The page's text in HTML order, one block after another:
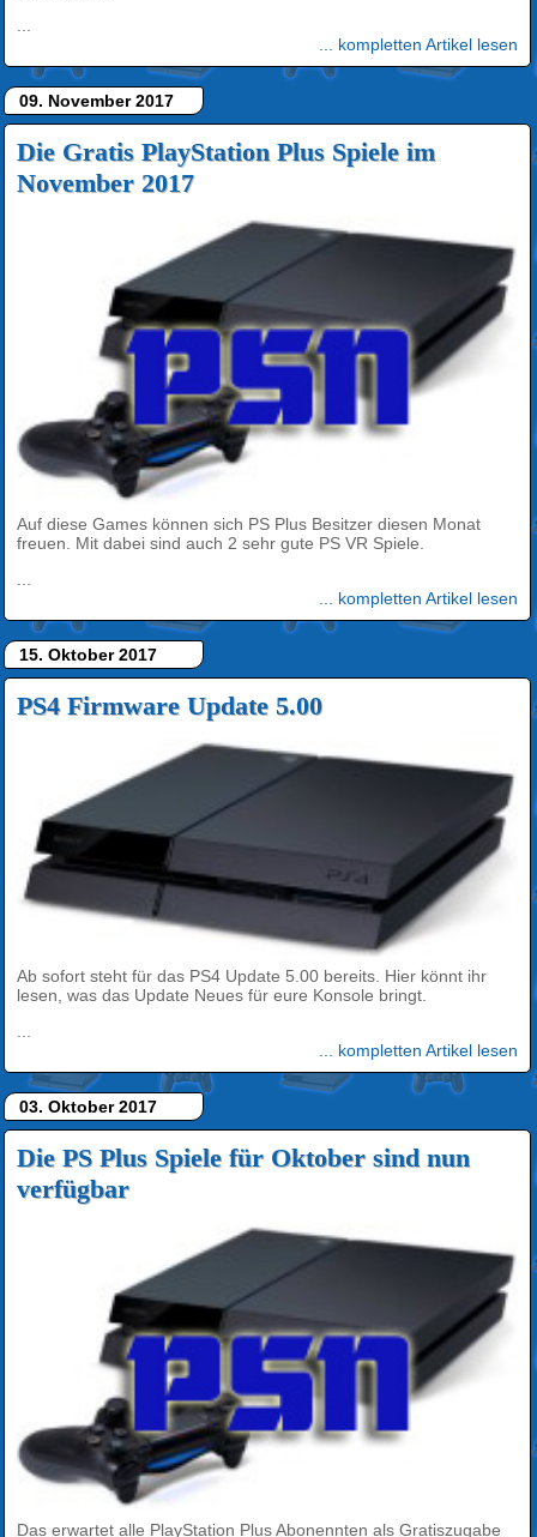
... kompletten Artikel lesen
09. November 2017
Die Gratis PlayStation Plus Spiele im
November 2017
Auf diese Games können sich PS Plus Besitzer diesen Monat
freuen. Mit dabei sind auch 2 sehr gute PS VR Spiele.
... kompletten Artikel lesen
15. Oktober 2017
PS4 Firmware Update 5.00
Ab sofort steht für das PS4 Update 5.00 bereits. Hier könnt ihr
lesen, was das Update Neues für eure Konsole bringt.
... kompletten Artikel lesen
03. Oktober 2017
Die PS Plus Spiele für Oktober sind nun
verfügbar
Das erwartet alle PlayStation Plus Abonennten als Gratiszugabe